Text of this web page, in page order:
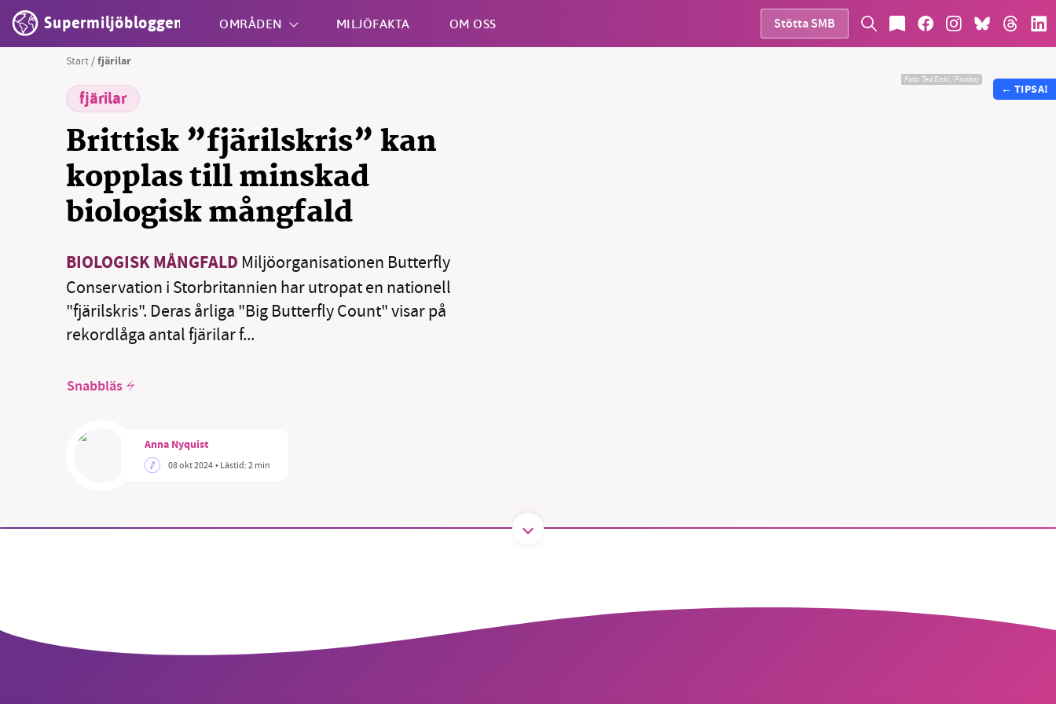
Supermiljöbloggen OMRÅDEN MILJÖFAKTA OM OSS Stötta SMB
Start /fjärilar
fjärilar
Brittisk ”fjärilskris” kan
kopplas till minskad
biologisk mångfald
BIOLOGISK MÅNGFALD Miljöorganisationen Butterfly
Conservation i Storbritannien har utropat en nationell
"fjärilskris". Deras årliga "Big Butterfly Count" visar på
rekordlåga antal fjärilar f...
Snabbläs
Anna Nyquist
08 okt 2024• Lästid:2 min
Foto: Ted Erski / Pixabay
← TIPSA!
Läs vad vi vill göra